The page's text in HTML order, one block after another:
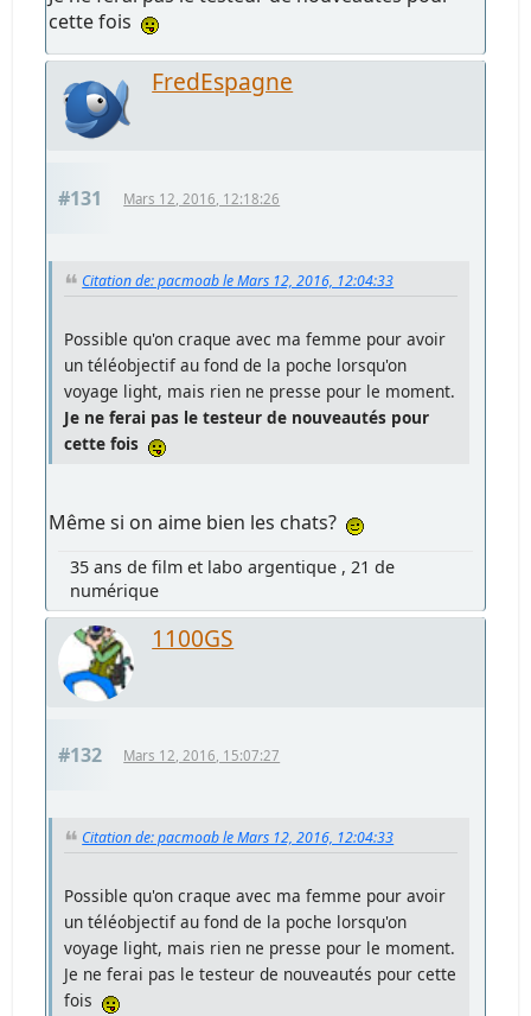
cette fois
FredEspagne
#131 Mars 12, 2016, 12:18:26
Citation de: pacmoab le Mars 12, 2016, 12:04:33
Possible qu'on craque avec ma femme pour avoir
un téléobjectif au fond de la poche lorsqu'on
voyage light, mais rien ne presse pour le moment.
Je ne ferai pas le testeur de nouveautés pour
cette fois
Même si on aime bien les chats?
35 ans de film et labo argentique , 21 de
numérique
1100GS
#132 Mars 12, 2016, 15:07:27
Citation de: pacmoab le Mars 12, 2016, 12:04:33
Possible qu'on craque avec ma femme pour avoir
un téléobjectif au fond de la poche lorsqu'on
voyage light, mais rien ne presse pour le moment.
Je ne ferai pas le testeur de nouveautés pour cette
fois